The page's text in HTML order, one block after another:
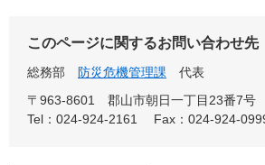
このページに関するお問い合わせ先
総務部 防災危機管理課
代表
〒963-8601
郡山市朝日一丁目23番7
Tel：024-924-2161
Fax：024-924-